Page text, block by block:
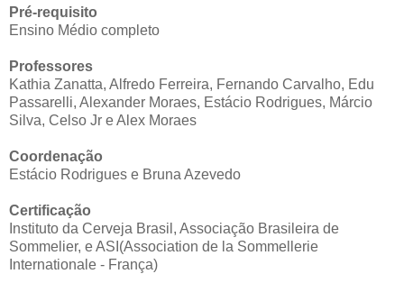
Pré-requisito
Ensino Médio completo
Professores
Kathia Zanatta, Alfredo Ferreira, Fernando Carvalho, Edu
Passarelli, Alexander Moraes, Estácio Rodrigues, Márcio
Silva, Celso Jr e Alex Moraes
Coordenação
Estácio Rodrigues e Bruna Azevedo
Certificação
Instituto da Cerveja Brasil, Associação Brasileira de
Sommelier, e ASI(Association de la Sommellerie
Internationale - França)